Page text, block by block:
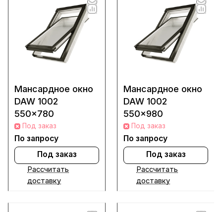
Мансардное окно
DAW 1002
550x780
Под заказ
По запросу
Под заказ
Рассчитать
доставку
Мансардное окно
DAW 1002
550x980
Под заказ
По запросу
Под заказ
Рассчитать
доставку